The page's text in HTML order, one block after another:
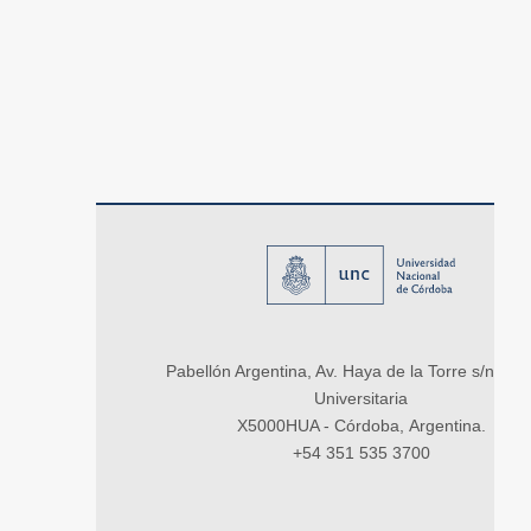
Pabellón Argentina, Av. Haya de la Torre s/n,
Universitaria
X5000HUA - Córdoba, Argentina.
+54 351 535 3700